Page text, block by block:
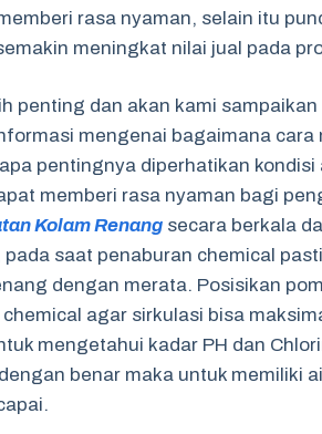
rasa nyaman, selain itu
meningkat nilai jual pada
penting dan akan kami
mengenai bagaimana cara
pentingnya diperhatikan
memberi rasa nyaman bagi
Kolam Renang secara berkala
pada saat penaburan chemical
dengan merata. Posisikan
agar sirkulasi bisa
mengetahui kadar PH dan
benar maka untuk memiliki